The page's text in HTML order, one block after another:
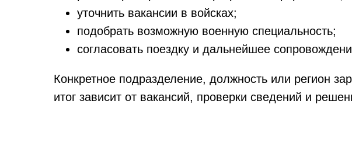
уточнить вакансии в войсках;
подобрать возможную военную специальность;
согласовать поездку и дальнейшее
Конкретное подразделение, должность или регион
итог зависит от вакансий, проверки сведений и